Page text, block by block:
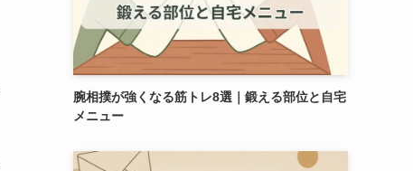
腕相撲が強くなる筋トレ8選｜鍛える部位と自宅
メニュー